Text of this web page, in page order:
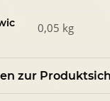
0,05 kg
zur